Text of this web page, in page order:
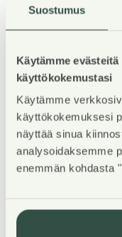
Suostumus
Käytämme
käyttökokemustasi
Käytämme
käyttökokemuksesi
näyttää sinua
analysoidaksemme
enemmän kohdasta
Kohteen
TERVETULOA
3.8.2026 klo 16-17!
ole täysin
katsomaan.
4h asunnot A-
13, 2026, from
take place at a